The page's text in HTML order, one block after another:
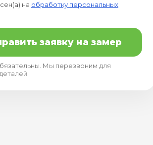
на обработку персональных
заявку на замер
Мы перезвоним для